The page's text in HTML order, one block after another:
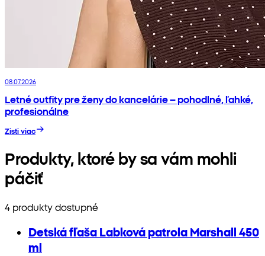
08.07.2026
Letné outfity pre ženy do kancelárie – pohodlné, ľahké,
profesionálne
Zisti viac
Produkty, ktoré by sa vám mohli
páčiť
4 produkty dostupné
Detská fľaša Labková patrola Marshall 450
ml